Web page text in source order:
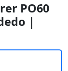
PO60
|